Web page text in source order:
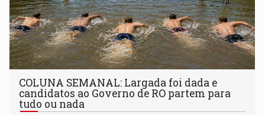
COLUNA SEMANAL: Largada foi dada e
candidatos ao Governo de RO partem para
tudo ou nada